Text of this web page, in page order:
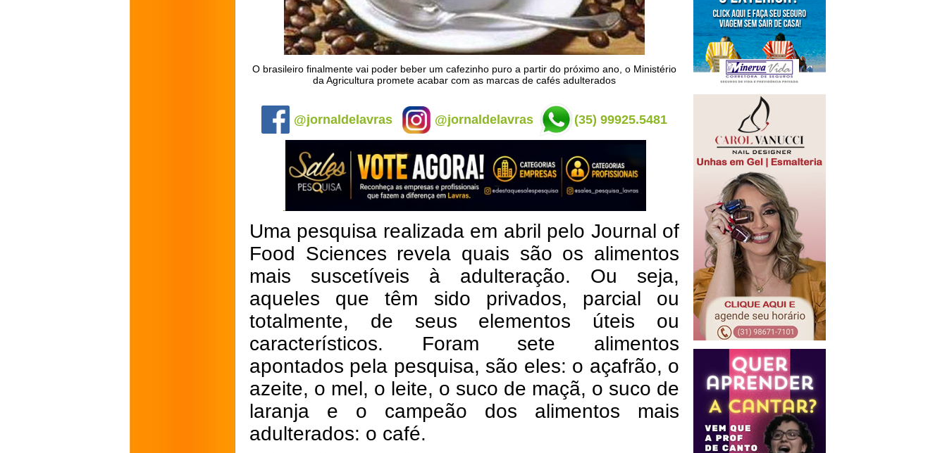
O brasileiro finalmente vai poder beber um cafezinho puro a partir do próximo ano, o Ministério
da Agricultura promete acabar com as marcas de cafés adulterados
@jornaldelavras @jornaldelavras (35) 99925.5481
Uma pesquisa realizada em abril pelo Journal of
Food Sciences revela quais são os alimentos
mais suscetíveis à adulteração. Ou seja,
aqueles que têm sido privados, parcial ou
totalmente, de seus elementos úteis ou
característicos. Foram sete alimentos
apontados pela pesquisa, são eles: o açafrão, o
azeite, o mel, o leite, o suco de maçã, o suco de
laranja e o campeão dos alimentos mais
adulterados: o café.